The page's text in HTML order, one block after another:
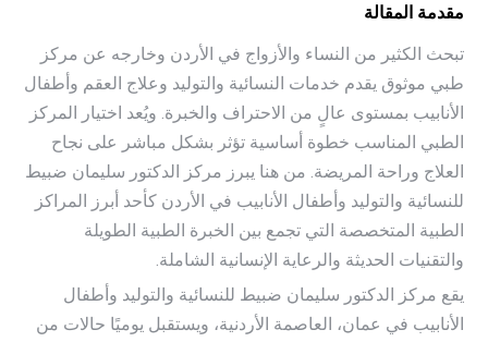
مقدمة المقالة
تبحث الكثير من النساء والأزواج في الأردن وخارجه عن مركز
طبي موثوق يقدم خدمات النسائية والتوليد وعلاج العقم وأطفال
الأنابيب بمستوى عالٍ من الاحتراف والخبرة. ويُعد اختيار المركز
الطبي المناسب خطوة أساسية تؤثر بشكل مباشر على نجاح
العلاج وراحة المريضة. من هنا يبرز مركز الدكتور سليمان ضبيط
للنسائية والتوليد وأطفال الأنابيب في الأردن كأحد أبرز المراكز
الطبية المتخصصة التي تجمع بين الخبرة الطبية الطويلة
والتقنيات الحديثة والرعاية الإنسانية الشاملة.
يقع مركز الدكتور سليمان ضبيط للنسائية والتوليد وأطفال
الأنابيب في عمان، العاصمة الأردنية، ويستقبل يوميًا حالات من